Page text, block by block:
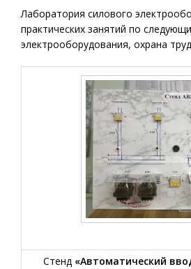
Лаборатория силового
практических занятий по
электрооборудования, охрана
Стенд «Автоматический